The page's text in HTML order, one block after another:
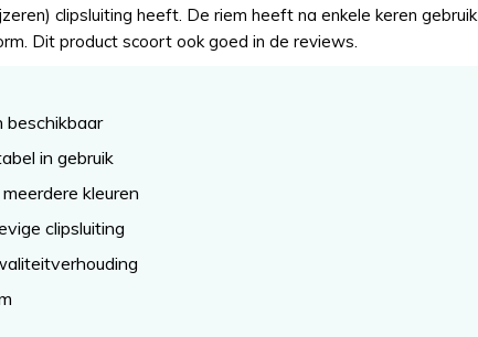
clipsluiting heeft. De riem heeft na enkele keren gebruik
Dit product scoort ook goed in de reviews.
beschikbaar
in gebruik
kleuren
clipsluiting